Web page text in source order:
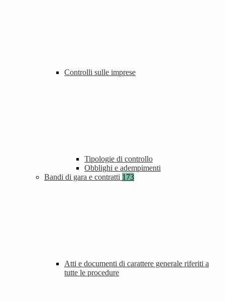
Controlli sulle imprese
Tipologie di controllo
Obblighi e adempimenti
Bandi di gara e contratti 173
Atti e documenti di carattere generale riferiti a
tutte le procedure